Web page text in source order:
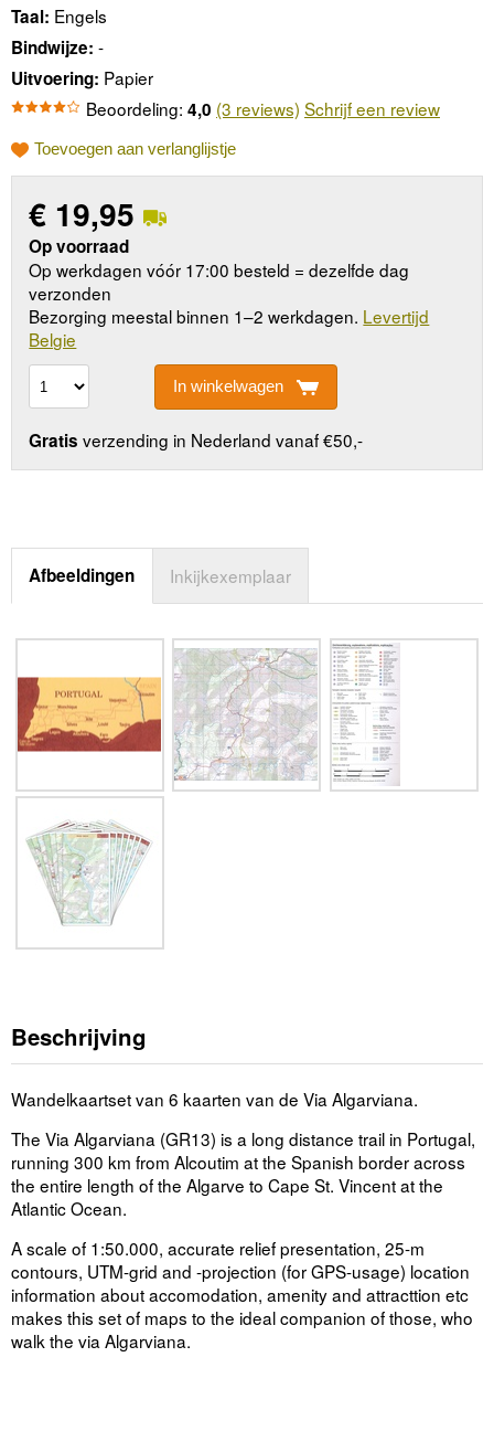
Taal: Engels
Bindwijze: -
Uitvoering: Papier
Beoordeling: 4,0 (3 reviews) Schrijf een review
Toevoegen aan verlanglijstje
€ 19,95
Op voorraad
Op werkdagen vóór 17:00 besteld = dezelfde dag
verzonden
Bezorging meestal binnen 1–2 werkdagen. Levertijd
Belgie
In winkelwagen
Gratis verzending in Nederland vanaf €50,-
Afbeeldingen Inkijkexemplaar
Beschrijving
Wandelkaartset van 6 kaarten van de Via Algarviana.
The Via Algarviana (GR13) is a long distance trail in Portugal,
running 300 km from Alcoutim at the Spanish border across
the entire length of the Algarve to Cape St. Vincent at the
Atlantic Ocean.
A scale of 1:50.000, accurate relief presentation, 25-m
contours, UTM-grid and -projection (for GPS-usage) location
information about accomodation, amenity and attracttion etc
makes this set of maps to the ideal companion of those, who
walk the via Algarviana.